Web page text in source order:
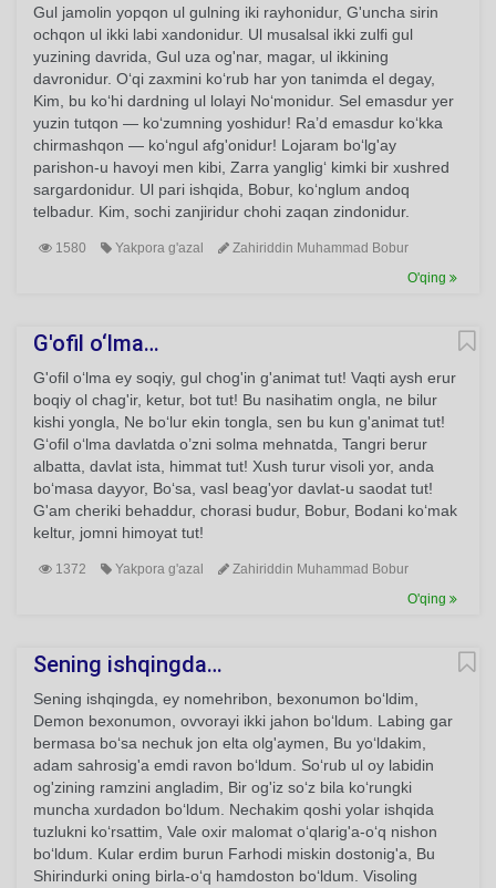
Gul jamolin yopqon ul gulning iki rayhonidur, G'uncha sirin
ochqon ul ikki labi xandonidur. Ul musalsal ikki zulfi gul
yuzining davrida, Gul uza og'nar, magar, ul ikkining
davronidur. O‘qi zaxmini ko‘rub har yon tanimda el degay,
Kim, bu ko‘hi dardning ul lolayi No‘monidur. Sel emasdur yer
yuzin tutqon — ko‘zumning yoshidur! Ra’d emasdur ko‘kka
chirmashqon — ko‘ngul afg'onidur! Lojaram bo‘lg'ay
parishon-u havoyi men kibi, Zarra yanglig‘ kimki bir xushred
sargardonidur. Ul pari ishqida, Bobur, ko‘nglum andoq
telbadur. Kim, sochi zanjiridur chohi zaqan zindonidur.
1580 Yakpora g'azal
Zahiriddin Muhammad Bobur
O'qing
G'ofil o‘lma…
G'ofil o‘lma ey soqiy, gul chog'in g'animat tut! Vaqti aysh erur
boqiy ol chag'ir, ketur, bot tut! Bu nasihatim ongla, ne bilur
kishi yongla, Ne bo‘lur ekin tongla, sen bu kun g'animat tut!
G‘ofil o‘lma davlatda o’zni solma mehnatda, Tangri berur
albatta, davlat ista, himmat tut! Xush turur visoli yor, anda
bo‘masa dayyor, Bo‘sa, vasl beag'yor davlat-u saodat tut!
G'am cheriki behaddur, chorasi budur, Bobur, Bodani ko‘mak
keltur, jomni himoyat tut!
1372 Yakpora g'azal
Zahiriddin Muhammad Bobur
O'qing
Sening ishqingda…
Sening ishqingda, ey nomehribon, bexonumon bo‘ldim,
Demon bexonumon, ovvorayi ikki jahon bo‘ldum. Labing gar
bermasa bo‘sa nechuk jon elta olg'aymen, Bu yo‘ldakim,
adam sahrosig'a emdi ravon bo‘ldum. So‘rub ul oy labidin
og'zining ramzini angladim, Bir og'iz so‘z bila ko‘rungki
muncha xurdadon bo‘ldum. Nechakim qoshi yolar ishqida
tuzlukni ko‘rsattim, Vale oxir malomat o‘qlarig'a-o‘q nishon
bo‘ldum. Kular erdim burun Farhodi miskin dostonig'a, Bu
Shirindurki oning birla-o‘q hamdoston bo‘ldum. Visoling